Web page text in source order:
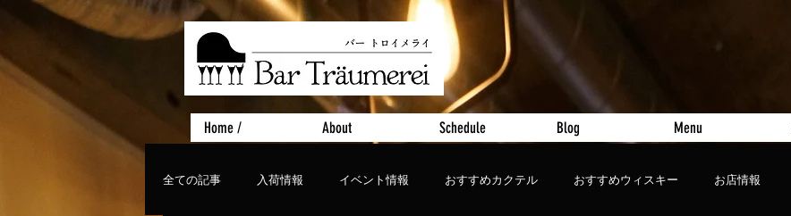
Home / About Schedule Blog Menu
全ての記事 入荷情報 イベント情報 おすすめカクテル おすすめウィスキー お店情報